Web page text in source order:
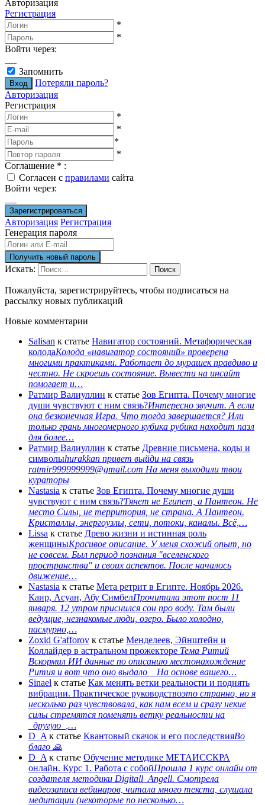
Авторизация
Регистрация
*
*
Войти через:
Запомнить
Потеряли пароль?
Авторизация
Регистрация
*
*
*
*
Соглашение * :
Согласен с правилами сайта
Войти через:
Авторизация Регистрация
Генерация пароля
Искать: Поиск
Пожалуйста, зарегистрируйтесь, чтобы подписаться на
рассылку новых публикаций
Новые комментарии
Salisan к статье Навигатор состояний. Метафорическая
колодаКолода «навигатор состояний» проверена
многими практиками. Работает до мурашек правдиво и
честно. Не скроешь состояние. Вывести на инсайт
помогает и…
Ратмир Валиуллин к статье Зов Египта. Почему многие
души чувствуют с ним связь?Интересно звучит. А если
она безконечная Игра. Что тогда завершается? Или
только грань многомерного кубика рубика находит пазл
для более…
Ратмир Валиуллин к статье Древние письмена, коды и
символыhurakkan привет выйди на связь
ratmir999999999@gmail.com На меня выходили твои
кураторы
Nastasia к статье Зов Египта. Почему многие души
чувствуют с ним связь?Тянет не Египет, а Пантеон. Не
место Силы, не территория, не страна. А Пантеон.
Кристаллы, энергоузлы, сети, потоки, каналы. Всё,…
Lissa к статье Древо жизни и истинная роль
женщиныКрасивое описание. У меня схожий опыт, но
не совсем. Был период познания "вселенского
пространства" и своих аспектов. После началось
движение…
Nastasia к статье Мета ретрит в Египте. Ноябрь 2026.
Каир, Асуан, Абу СимбелПрочитала этот пост 11
января. 12 утром приснился сон про воду. Там были
ведущие, незнакомые люди, озеро. Было холодно,
пасмурно,…
Zoxid G'afforov к статье Менделеев, Эйнштейн и
Коллайдер в астральном прожекторе Тема Ритий
Вскормил ИИ данные по описанию местонахождение
Рития и вот что оно выдало На основе вашего…
Sinael к статье Как менять ветки реальности и поднять
вибрации. Практическое руководствоэто странно, но я
несколько раз чувствовала, как нам всем и сразу некие
силы стремятся поменять ветку реальности на
_другую_,…
D_A к статье Квантовый скачок и его последствияВо
благо 🙏
D_A к статье Обучение методике МЕТАИССКРА
онлайн. Курс 1. Работа с собойПрошла 1 курс онлайн от
создателя методики Digitall_Angell. Смотрела
видеозаписи вебинаров, читала много текста, слушала
медитации (некоторые по несколько…